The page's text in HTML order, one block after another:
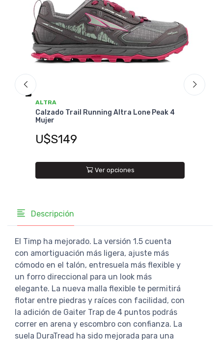
ALTRA
Calzado Trail Running Altra Lone Peak 4
Mujer
U$S149
Ver opciones
Descripción
El Timp ha mejorado. La versión 1.5 cuenta
con amortiguación más ligera, ajuste más
cómodo en el talón, entresuela más flexible y
un forro direccional para un look más
elegante. La nueva malla flexible te permitirá
flotar entre piedras y raíces con facilidad, con
la adición de Gaiter Trap de 4 puntos podrás
correr en arena y escombro con confianza. La
suela DuraTread ha sido mejorada para una